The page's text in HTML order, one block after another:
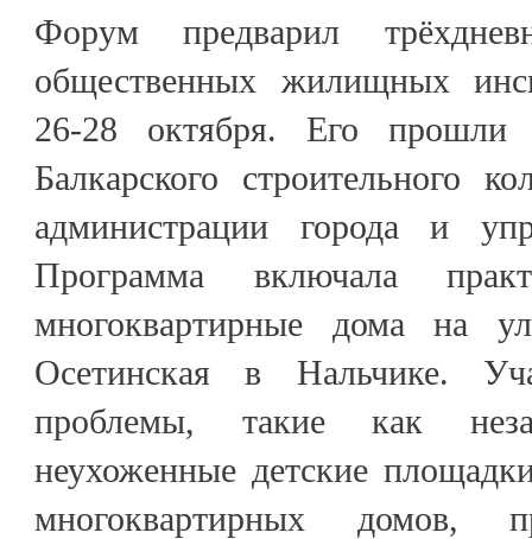
Форум предварил
общественных жилищных
26-28 октября. Его прошли
Балкарского строительного
администрации города и
Программа включала
многоквартирные дома на
Осетинская в Нальчике.
проблемы, такие как
неухоженные детские
многоквартирных домов,